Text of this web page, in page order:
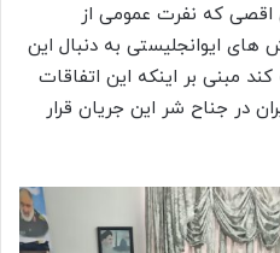
اقصی که نفرت عمومی از
ایوانجلیستی به دنبال این
مبنی بر اینکه این اتفاقات
در جناح شر این جریان قرار